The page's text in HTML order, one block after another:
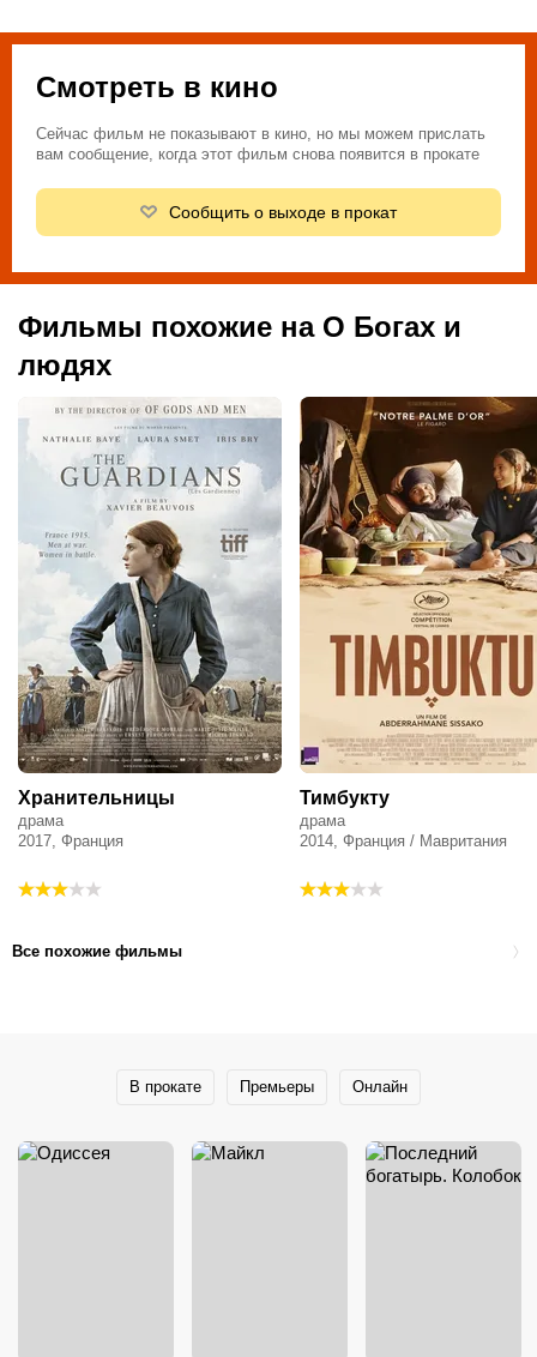
Смотреть в кино
Сейчас фильм не показывают в кино, но мы можем прислать
вам сообщение, когда этот фильм снова появится в прокате
Сообщить о выходе в прокат
Фильмы похожие на О Богах и
людях
Хранительницы
драма
2017, Франция
Тимбукту
драма
2014, Франция / Мавритания
Все похожие фильмы
В прокате Премьеры Онлайн